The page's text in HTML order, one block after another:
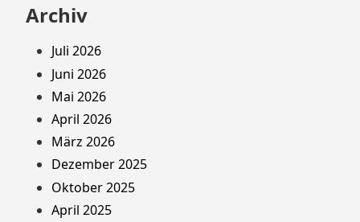
Archiv
Juli 2026
Juni 2026
Mai 2026
April 2026
März 2026
Dezember 2025
Oktober 2025
April 2025